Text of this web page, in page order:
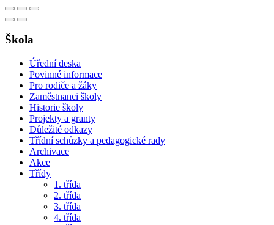
Škola
Úřední deska
Povinné informace
Pro rodiče a žáky
Zaměstnanci školy
Historie školy
Projekty a granty
Důležité odkazy
Třídní schůzky a pedagogické rady
Archivace
Akce
Třídy
1. třída
2. třída
3. třída
4. třída